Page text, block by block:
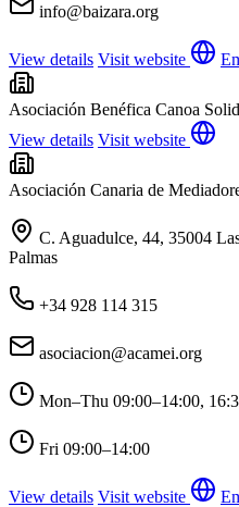
info@baizara.org
View details Visit website
Asociación Benéfica Canoa
View details Visit website
Asociación Canaria de
C. Aguadulce, 44, 35004
Palmas
+34 928 114 315
asociacion@acamei.org
Mon–Thu 09:00–14:00,
Fri 09:00–14:00
View details Visit website